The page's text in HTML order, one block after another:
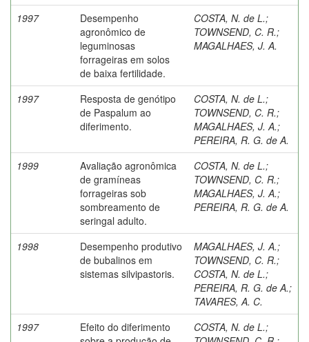
1997
Desempenho
agronômico de
leguminosas
forrageiras em solos
de baixa fertilidade.
COSTA, N. de L.;
TOWNSEND, C. R.;
MAGALHAES, J. A.
1997
Resposta de genótipo
de Paspalum ao
diferimento.
COSTA, N. de L.;
TOWNSEND, C. R.;
MAGALHAES, J. A.;
PEREIRA, R. G. de A.
1999
Avaliação agronômica
de gramíneas
forrageiras sob
sombreamento de
seringal adulto.
COSTA, N. de L.;
TOWNSEND, C. R.;
MAGALHAES, J. A.;
PEREIRA, R. G. de A.
1998
Desempenho produtivo
de bubalinos em
sistemas silvipastoris.
MAGALHAES, J. A.;
TOWNSEND, C. R.;
COSTA, N. de L.;
PEREIRA, R. G. de A.;
TAVARES, A. C.
1997
Efeito do diferimento
COSTA, N. de L.;